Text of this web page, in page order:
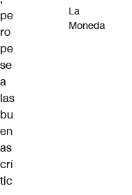
pe
ro
pe
se
a
las
bu
en
as
crí
tic
La
Moneda